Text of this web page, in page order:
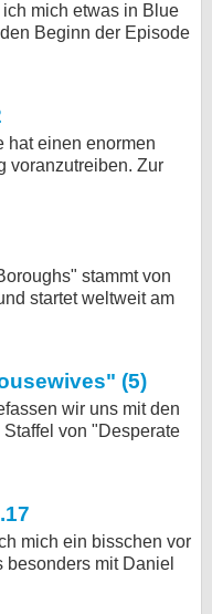
mich etwas in Blue
Beginn der Episode
hat einen enormen
voranzutreiben. Zur
stammt von
startet weltweit am
(5)
wir uns mit den
von "Desperate
mich ein bisschen vor
mit Daniel